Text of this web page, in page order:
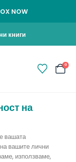
NOW
книги
0
на
вашата
вашите лични
използваме,